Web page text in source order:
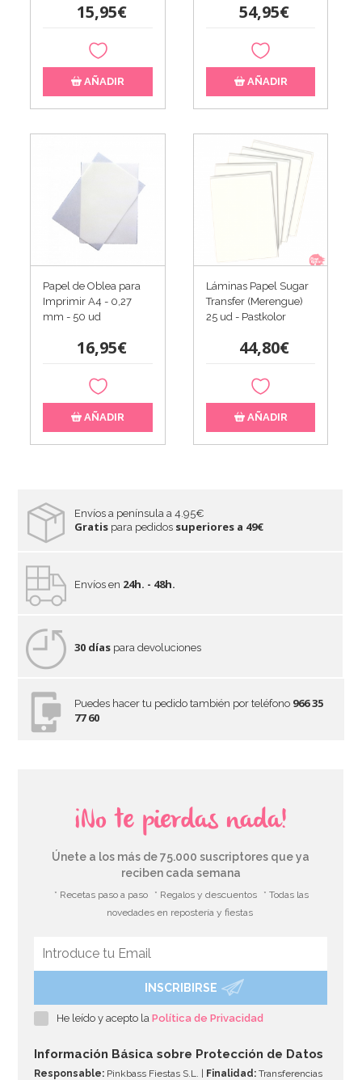
15,95€
AÑADIR
54,95€
AÑADIR
Papel de Oblea para
Imprimir A4 - 0,27
mm - 50 ud
16,95€
AÑADIR
Láminas Papel Sugar
Transfer (Merengue)
25 ud - Pastkolor
44,80€
AÑADIR
Envíos a península a 4.95€
Gratis para pedidos superiores a 49€
Envíos en 24h. - 48h.
30 días para devoluciones
Puedes hacer tu pedido también por teléfono 966 35
77 60
¡No te pierdas nada!
Únete a los más de 75.000 suscriptores que ya
reciben cada semana
* Recetas paso a paso * Regalos y descuentos
* Todas las
novedades en repostería y fiestas
INSCRIBIRSE
He leído y acepto laPolítica de Privacidad
Información Básica sobre Protección de Datos
Responsable: Pinkbass Fiestas S.L. | Finalidad: Transferencias